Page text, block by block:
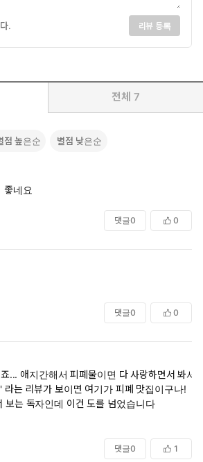
. 리뷰 등록
전체 7
점 높은순 별점 낮은순
좋네요
댓글0 0
댓글0 0
... 애지간해서 피폐물이면 다 사랑하면서 봐서
라는 리뷰가 보이면 여기가 피폐 맛집이구나!
보는 독자인데 이건 도를 넘었습니다
간 거부하면 왜 날 안 사랑해?만 유치원생처럼
야만을 의도하셨다면 정확하겠네요
댓글0 1